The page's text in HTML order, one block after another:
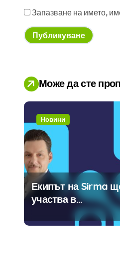
Запазване на името,
Може да сте
Новини
Екипът на Sirma
участва в
създаването на
международните